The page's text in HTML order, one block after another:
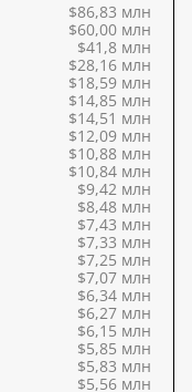
$86,83 млн
$60,00 млн
$41,8 млн
$28,16 млн
$18,59 млн
$14,85 млн
$14,51 млн
$12,09 млн
$10,88 млн
$10,84 млн
$9,42 млн
$8,48 млн
$7,43 млн
$7,33 млн
$7,25 млн
$7,07 млн
$6,34 млн
$6,27 млн
$6,15 млн
$5,85 млн
$5,83 млн
$5,56 млн